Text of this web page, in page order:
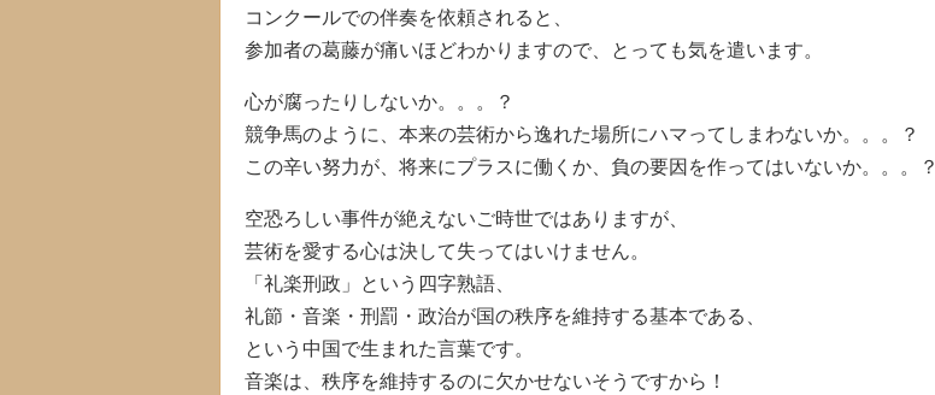
コンクールでの伴奏を依頼されると、
参加者の葛藤が痛いほどわかりますので、とっても気を遣います。
心が腐ったりしないか。。。？
競争馬のように、本来の芸術から逸れた場所にハマってしまわないか。。。？
この辛い努力が、将来にプラスに働くか、負の要因を作ってはいないか。。。？
空恐ろしい事件が絶えないご時世ではありますが、
芸術を愛する心は決して失ってはいけません。
「礼楽刑政」という四字熟語、
礼節・音楽・刑罰・政治が国の秩序を維持する基本である、
という中国で生まれた言葉です。
音楽は、秩序を維持するのに欠かせないそうですから！